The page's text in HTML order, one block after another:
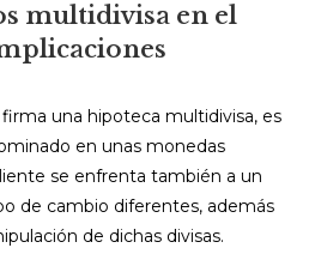
multidivisa en el
una hipoteca multidivisa, es
en unas monedas
se enfrenta también a un
de cambio diferentes, además
de dichas divisas.